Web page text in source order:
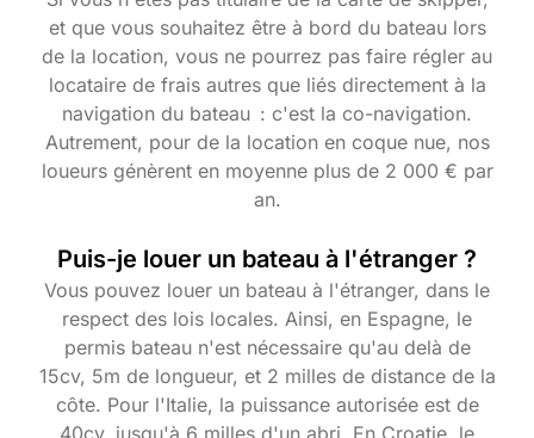
et que vous souhaitez être à bord du bateau lors
de la location, vous ne pourrez pas faire régler au
locataire de frais autres que liés directement à la
navigation du bateau : c'est la co-navigation.
Autrement, pour de la location en coque nue, nos
loueurs génèrent en moyenne plus de 2 000 € par
an.
Puis-je louer un bateau à l'étranger ?
Vous pouvez louer un bateau à l'étranger, dans le
respect des lois locales. Ainsi, en Espagne, le
permis bateau n'est nécessaire qu'au delà de
15cv, 5m de longueur, et 2 milles de distance de la
côte. Pour l'Italie, la puissance autorisée est de
40cv, jusqu'à 6 milles d'un abri. En Croatie, le